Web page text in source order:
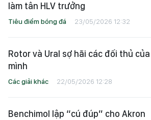
làm tân HLV trưởng
Tiêu điểm bóng đá 23/05/2026 12:32
Rotor và Ural sợ hãi các đối thủ của
mình
Các giải khác 22/05/2026 12:28
Benchimol lập “cú đúp” cho Akron